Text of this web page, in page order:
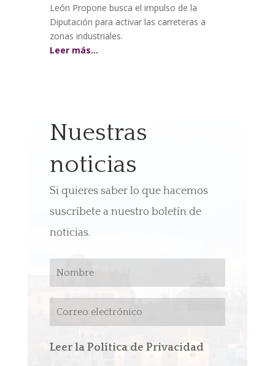
León Propone busca el impulso de la
Diputación para activar las carreteras a
zonas industriales.
Leer más…
Nuestras
noticias
Si quieres saber lo que hacemos
suscríbete a nuestro boletín de
noticias.
Leer la Política de Privacidad